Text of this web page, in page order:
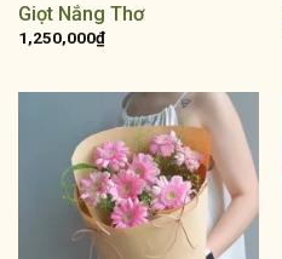
Giọt Nắng Thơ
1,250,000₫